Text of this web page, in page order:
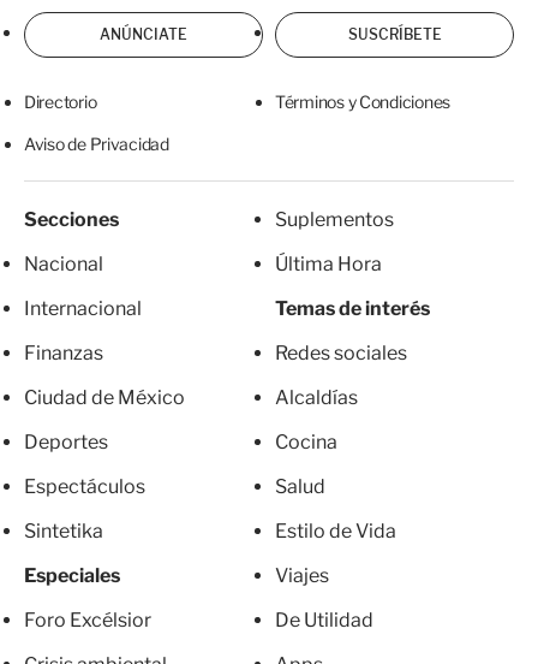
ANÚNCIATE SUSCRÍBETE
Directorio Términos y Condiciones
Aviso de Privacidad
Secciones
Nacional
Internacional
Finanzas
Ciudad de México
Deportes
Espectáculos
Sintetika
Especiales
Foro Excélsior
Suplementos
Última Hora
Temas de interés
Redes sociales
Alcaldías
Cocina
Salud
Estilo de Vida
Viajes
De Utilidad